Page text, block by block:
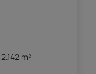
2.142 m²